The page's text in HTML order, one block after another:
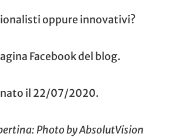
oppure innovativi?
Facebook del blog.
il 22/07/2020.
Photo byAbsolutVision